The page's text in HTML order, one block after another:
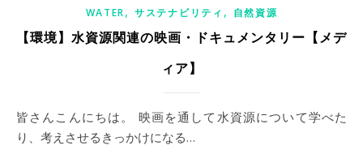
WATER,サステナビリティ , 自然資源
【環境】水資源関連の映画・ドキュメンタリー【メデ
ィア】
皆さんこんにちは。 映画を通して水資源について学べた
り、考えさせるきっかけになる…